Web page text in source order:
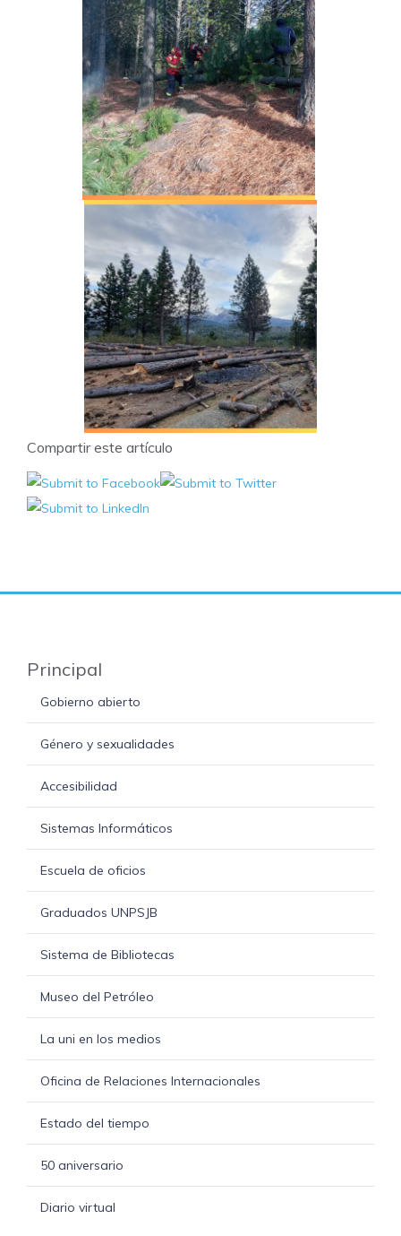
Compartir este artículo
Principal
Gobierno abierto
Género y sexualidades
Accesibilidad
Sistemas Informáticos
Escuela de oficios
Graduados UNPSJB
Sistema de Bibliotecas
Museo del Petróleo
La uni en los medios
Oficina de Relaciones Internacionales
Estado del tiempo
50 aniversario
Diario virtual